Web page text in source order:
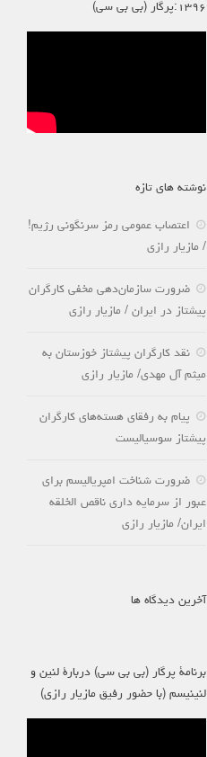
۱۳۹۶:پرگار (بی بی سی)
نوشته های تازه
اعتصاب عمومی رمز سرنگونی رژیم!
/ مازیار رازی
ضرورت سازمان‌دهی مخفی کارگران
پیشتاز در ایران / مازیار رازی
نقد کارگران پیشتاز خوزستان به
میثم آل مهدی/ مازیار رازی
پیام به رفقای هسته‌های کارگران
پیشتاز سوسیالیست
ضرورت شناخت امپریالیسم برای
عبور از سرمایه داری ناقص الخلقه
ایران/ مازیار رازی
آخرین دیدگاه ها
برنامۀ پرگار (بی بی سی) دربارۀ لنین و
لنینیسم (با حضور رفیق مازیار رازی)